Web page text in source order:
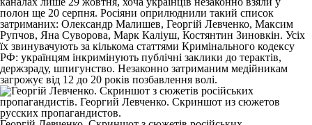
полон ще 20 серпня. Росіяни оприлюднили такий список
затриманих: Олександр Малишев, Георгій Левченко, Максим
Рупчов, Яна Суворова, Марк Каліуш, Костянтин Зиновкін. Усіх
їх звинувачують за кількома статтями Кримінального кодексу
РФ: українцям інкримінують публічні заклики до терактів,
держзраду, шпигунство. Незаконно затриманим медійникам
загрожує від 12 до 20 років позбавлення волі.